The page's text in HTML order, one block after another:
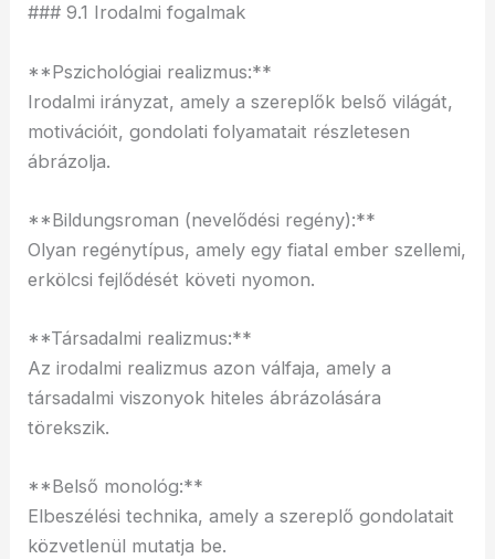
### 9.1 Irodalmi fogalmak
**Pszichológiai realizmus:**
Irodalmi irányzat, amely a szereplők belső világát,
motivációit, gondolati folyamatait részletesen
ábrázolja.
**Bildungsroman (nevelődési regény):**
Olyan regénytípus, amely egy fiatal ember szellemi,
erkölcsi fejlődését követi nyomon.
**Társadalmi realizmus:**
Az irodalmi realizmus azon válfaja, amely a
társadalmi viszonyok hiteles ábrázolására
törekszik.
**Belső monológ:**
Elbeszélési technika, amely a szereplő gondolatait
közvetlenül mutatja be.